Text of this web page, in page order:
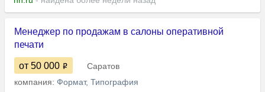
Менеджер по продажам в салоны оперативной
печати
от 50 000
Саратов
компания: Формат, Типография